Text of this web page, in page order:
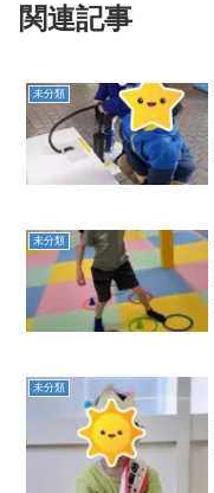
関連記事
未分類
未分類
未分類